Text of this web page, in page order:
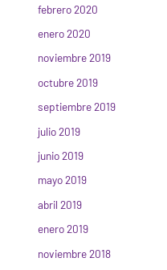
febrero 2020
enero 2020
noviembre 2019
octubre 2019
septiembre 2019
julio 2019
junio 2019
mayo 2019
abril 2019
enero 2019
noviembre 2018